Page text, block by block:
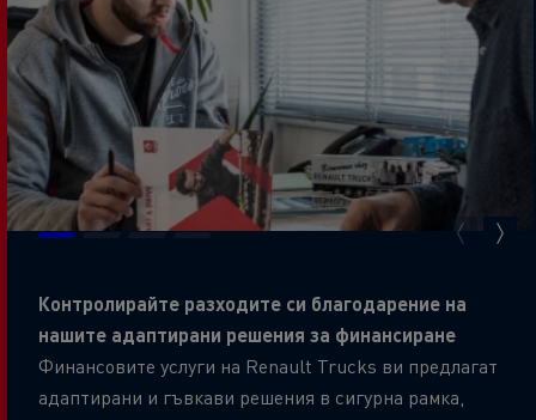
Контролирайте разходите си благодарение на
нашите адаптирани решения за финансиране
Финансовите услуги на Renault Trucks ви предлагат
адаптирани и гъвкави решения в сигурна рамка,